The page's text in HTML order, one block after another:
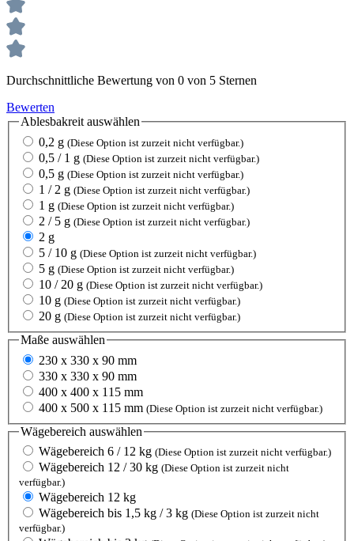
Durchschnittliche Bewertung von 0 von 5 Sternen
Bewerten
Ablesbakreitauswählen
0,2 g (Diese Option ist zurzeit nicht verfügbar.)
0,5 / 1 g (Diese Option ist zurzeit nicht verfügbar.)
0,5 g (Diese Option ist zurzeit nicht verfügbar.)
1 / 2 g (Diese Option ist zurzeit nicht verfügbar.)
1 g (Diese Option ist zurzeit nicht verfügbar.)
2 / 5 g (Diese Option ist zurzeit nicht verfügbar.)
2 g
5 / 10 g (Diese Option ist zurzeit nicht verfügbar.)
5 g (Diese Option ist zurzeit nicht verfügbar.)
10 / 20 g (Diese Option ist zurzeit nicht verfügbar.)
10 g (Diese Option ist zurzeit nicht verfügbar.)
20 g (Diese Option ist zurzeit nicht verfügbar.)
Maße auswählen
230 x 330 x 90 mm
330 x 330 x 90 mm
400 x 400 x 115 mm
400 x 500 x 115 mm (Diese Option ist zurzeit nicht verfügbar.)
Wägebereich auswählen
Wägebereich 6 / 12 kg (Diese Option ist zurzeit nicht verfügbar.)
Wägebereich 12 / 30 kg (Diese Option ist zurzeit nicht
verfügbar.)
Wägebereich 12 kg
Wägebereich bis 1,5 kg / 3 kg (Diese Option ist zurzeit nicht
verfügbar.)